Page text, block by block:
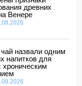
встречу с
новые
— эксперт
древних
Венере
назвали одним
напитков для